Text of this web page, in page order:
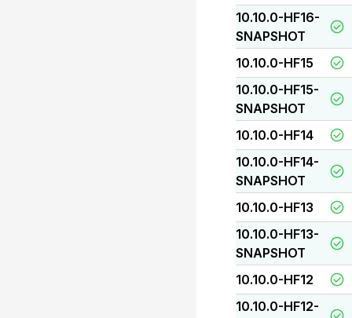
10.10.0-HF16-
SNAPSHOT
10.10.0-HF15
10.10.0-HF15-
SNAPSHOT
10.10.0-HF14
10.10.0-HF14-
SNAPSHOT
10.10.0-HF13
10.10.0-HF13-
SNAPSHOT
10.10.0-HF12
10.10.0-HF12-